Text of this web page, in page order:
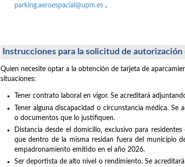
parking.aeroespacial@upm.es .
Instrucciones para la solicitud de
Quien necesite optar a la obtención de tarjeta de
situaciones:
Tener contrato laboral en vigor. Se acreditará
Tener alguna discapacidad o circunstancia médica.
o documentos que lo justifiquen.
Distancia desde el domicilio, exclusivo para
que dentro de la misma residan fuera del municipio
empadronamiento emitido en el año 2026.
Ser deportista de alto nivel o rendimiento. Se